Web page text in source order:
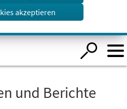
akzeptieren
und Berichte